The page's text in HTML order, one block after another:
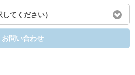
してください）
お問い合わせ